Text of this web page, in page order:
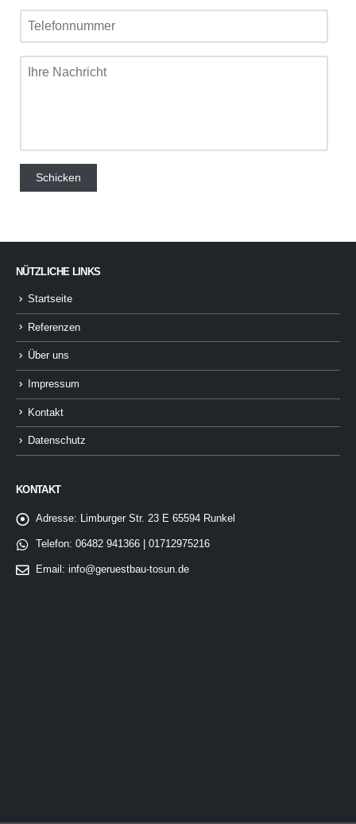
NÜTZLICHE LINKS
Startseite
Referenzen
Über uns
Impressum
Kontakt
Datenschutz
KONTAKT
Adresse: Limburger Str. 23 E 65594 Runkel
Telefon: 06482 941366 | 01712975216
Email: info@geruestbau-tosun.de